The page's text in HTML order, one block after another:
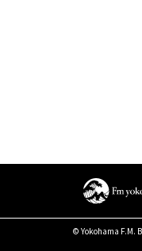
© Yokohama F.M.